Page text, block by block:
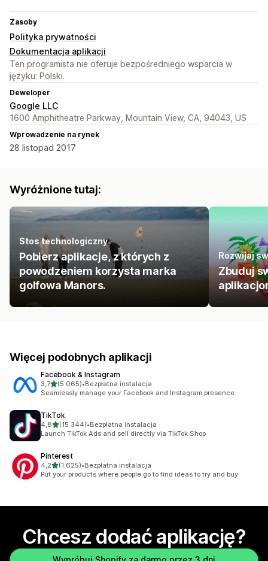
Zasoby
Polityka prywatności
Dokumentacja aplikacji
Ten programista nie oferuje bezpośredniego wsparcia w
języku: Polski.
Deweloper
Google LLC
1600 Amphitheatre Parkway, Mountain View, CA, 94043, US
Wprowadzenie na rynek
28 listopad 2017
Wyróżnione tutaj:
Stos technologiczny
Pobierz aplikacje, z których z
powodzeniem korzysta marka
golfowa Manors.
Rozwijaj
Zbuduj
Więcej podobnych aplikacji
Facebook & Instagram
3,7na 5 gwiazdek
(5 065)
Łączna liczba recenzji: 5065
•Bezpłatna instalacja
Seamlessly manage your Facebook and Instagram presence
TikTok
4,8na 5 gwiazdek
(15 344)
Łączna liczba recenzji: 15344
•Bezpłatna instalacja
Launch TikTok Ads and sell directly via TikTok Shop
Pinterest
4,2na 5 gwiazdek
(1 625)
Łączna liczba recenzji: 1625
•Bezpłatna instalacja
Put your products where people go to find ideas to try and buy
Chcesz dodać aplikację?